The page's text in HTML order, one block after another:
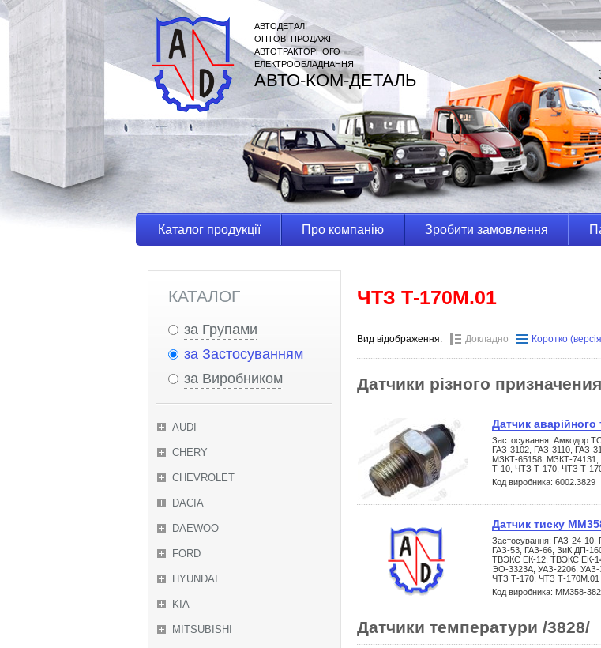
АВТОДЕТАЛІ
ОПТОВІ ПРОДАЖІ
АВТОТРАКТОРНОГО
ЕЛЕКТРООБЛАДНАННЯ
АВТО-КОМ-ДЕТАЛЬ
Каталог продукції Про компанію Зробити замовлення
КАТАЛОГ
за Групами
за Застосуванням
за Виробником
AUDI
CHERY
CHEVROLET
DACIA
DAEWOO
FORD
HYUNDAI
KIA
MITSUBISHI
ЧТЗ Т-170М.01
Вид відображення: Докладно Коротко
Датчики різного
Датчик
Застосування: Амкодор
ГАЗ-3102, ГАЗ-3110, ГАЗ-
МЗКТ-65158, МЗКТ-
Т-10, ЧТЗ Т-170, ЧТЗ Т-
Код виробника: 6002.3829
Датчик тиску
Застосування: ГАЗ-24-10,
ГАЗ-53, ГАЗ-66, ЗиК ДП-
ТВЭКС ЕК-12, ТВЭКС ЕК-
ЭО-3323А, УАЗ-2206, УАЗ-
ЧТЗ Т-170, ЧТЗ Т-170М.01
Код виробника: ММ358-
Датчики температури /3828/